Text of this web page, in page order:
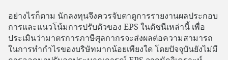
อย่างไรก็ตาม นักลงทุนจึงควรจับตาดูการรายงานผลประกอบ
การและแนวโน้มการปรับตัวของ EPS ในดัชนีเหล่านี้ เพื่อ
ประเมินว่ามาตรการภาษีศุลกากรจะส่งผลต่อความสามารถ
ในการทำกำไรของบริษัทมากน้อยเพียงใด โดยปัจจุบันยังไม่มี